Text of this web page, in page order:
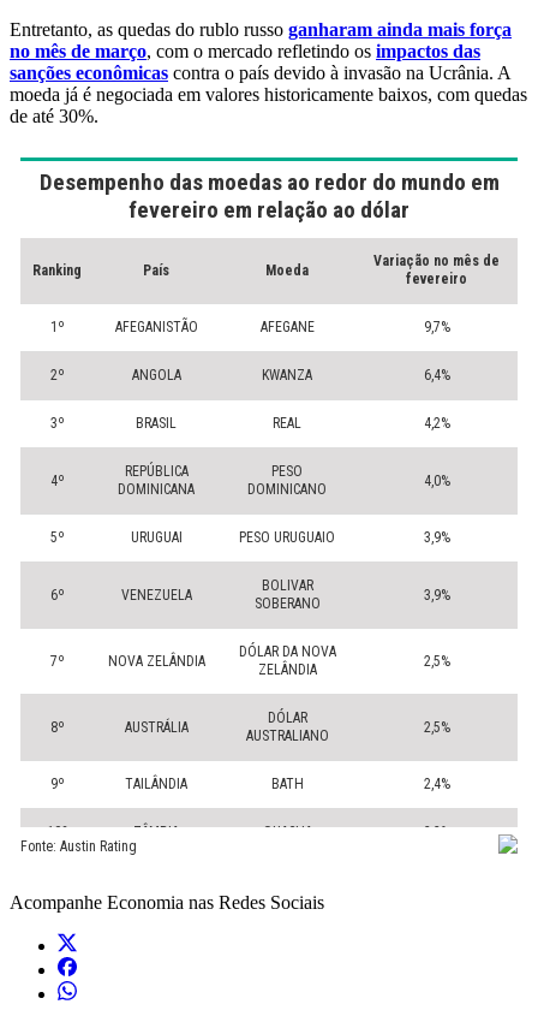
Entretanto, as quedas do rublo russo ganharam ainda mais força
no mês de março, com o mercado refletindo os impactos das
sanções econômicas contra o país devido à invasão na Ucrânia. A
moeda já é negociada em valores historicamente baixos, com quedas
de até 30%.
Acompanhe Economia nas Redes Sociais